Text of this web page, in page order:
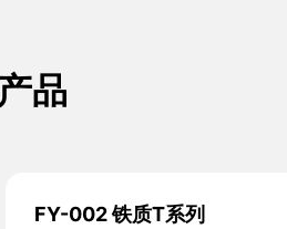
品
FY-002 铁质T系列